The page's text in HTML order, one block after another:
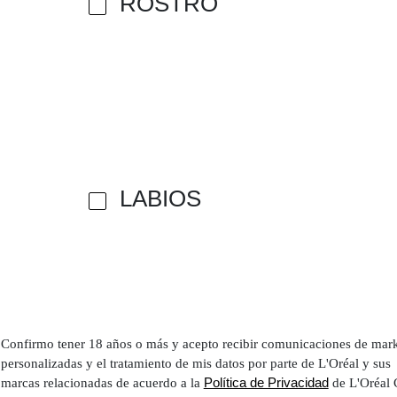
LABIOS
Confirmo tener 18 años o más y acepto recibir comunicaciones de
personalizadas y el tratamiento de mis datos por parte de L'Oréal y sus
marcas relacionadas de acuerdo a la Política de Privacidad de L'Oréal